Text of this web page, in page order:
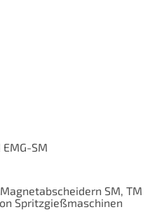
SM
SM, TM
Spritzgießmaschinen